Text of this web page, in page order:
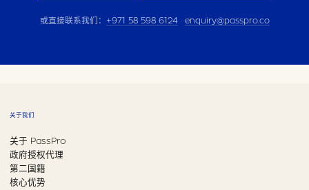
或直接联系我们： +971 58 598 6124· enquiry@passpro.co
关于我们
关于 PassPro
政府授权代理
第二国籍
核心优势